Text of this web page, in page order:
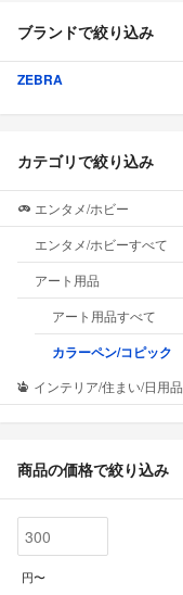
ブランドで絞り込み
ZEBRA
カテゴリで絞り込み
エンタメ/ホビー
エンタメ/ホビーすべて
アート用品
アート用品すべて
カラーペン/コピック
インテリア/住まい/日用品
商品の価格で絞り込み
円〜